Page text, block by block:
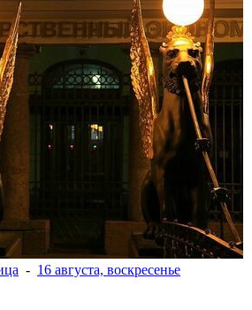
- 16 августа, воскресенье